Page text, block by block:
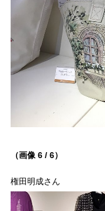
（画像 6 / 6）
権田明成さん